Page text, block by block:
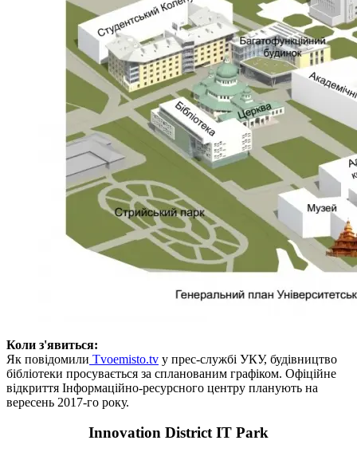
Коли з'явиться:
Як повідомили Tvoemisto.tv у прес-службі УКУ, будівництво
бібліотеки просувається за спланованим графіком. Офіційне
відкриття Інформаційно-ресурсного центру планують на
вересень 2017-го року.
Innovation District IT Park